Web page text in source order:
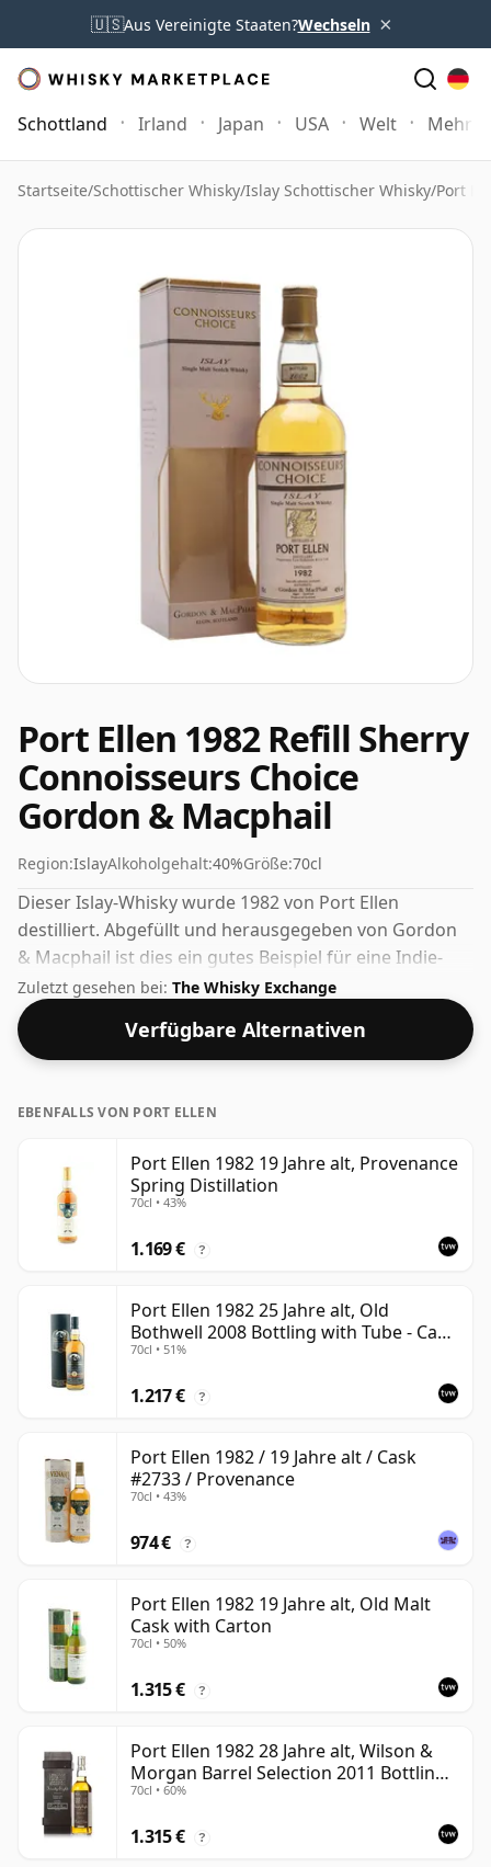
🇺🇸Aus Vereinigte Staaten?Wechseln ×
Schottland Irland Japan USA Welt Mehr
Startseite/Schottischer Whisky/Islay Schottischer Whisky/Port
Port Ellen 1982 Refill Sherry
Connoisseurs Choice
Gordon & Macphail
Region:IslayAlkoholgehalt:40%Größe:70cl
Dieser Islay-Whisky wurde 1982 von Port Ellen
destilliert. Abgefüllt und herausgegeben von Gordon
& Macphail ist dies ein gutes Beispiel für eine Indie-
Abfüllung von Port Ellen. Dieser Whisky wird in einer
normalen 70-cl-Flasche geliefert und hat eine ziemlich
normale Stärke von 40 %.
Zuletzt gesehen bei: The Whisky Exchange
Verfügbare Alternativen
EBENFALLS VON PORT ELLEN
Port Ellen 1982 19 Jahre alt, Provenance
Spring Distillation
70cl • 43%
1.169 € ?
Port Ellen 1982 25 Jahre alt, Old
Bothwell 2008 Bottling with Tube - Cask
#2555
70cl • 51%
1.217 € ?
Port Ellen 1982 / 19 Jahre alt / Cask
#2733 / Provenance
70cl • 43%
974 € ?
Port Ellen 1982 19 Jahre alt, Old Malt
Cask with Carton
70cl • 50%
1.315 € ?
Port Ellen 1982 28 Jahre alt, Wilson &
Morgan Barrel Selection 2011 Bottling
with Box
70cl • 60%
1.315 € ?